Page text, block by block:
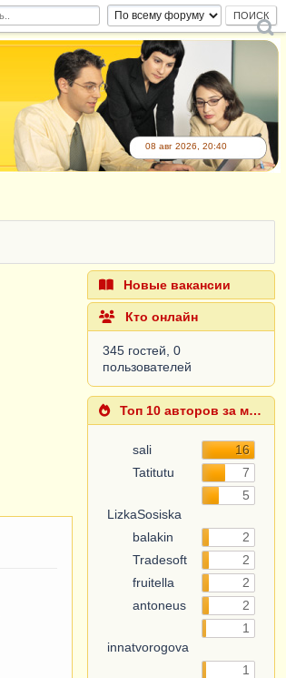
08 авг 2026, 20:40
Новые вакансии
Кто онлайн
345 гостей, 0
пользователей
Топ 10 авторов за месяц
sali
16
Tatitutu
7
LizkaSosiska
5
balakin
2
Tradesoft
2
fruitella
2
antoneus
2
innatvorogova
1
1